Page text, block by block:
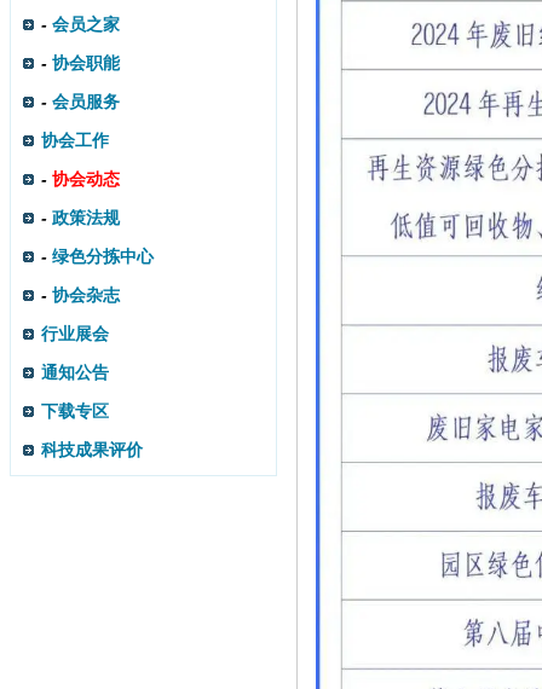
- 会员之家
- 协会职能
- 会员服务
协会工作
- 协会动态
- 政策法规
- 绿色分拣中心
- 协会杂志
行业展会
通知公告
下载专区
科技成果评价